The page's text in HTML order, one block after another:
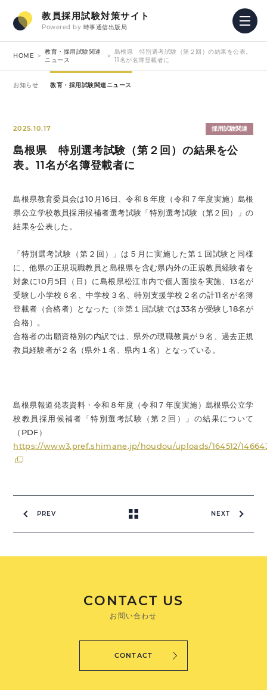
教員採用試験対策サイト
Powered by 時事通信出版局
HOME
教育・採用試験関連
ニュース
島根県 特別選考試験（第２回）の結果を公表。
11名が名簿登載者に
お知らせ 教育・採用試験関連ニュース
2025.10.17 採用試験関連
島根県 特別選考試験（第２回）の結果を公
表。11名が名簿登載者に
島根県教育委員会は10月16日、令和８年度（令和７年度実施）島根
県公立学校教員採用候補者選考試験「特別選考試験（第２回）」の
結果を公表した。
「特別選考試験（第２回）」は５月に実施した第１回試験と同様
に、他県の正規現職教員と島根県を含む県内外の正規教員経験者を
対象に10月5日（日）に島根県松江市内で個人面接を実施、13名が
受験し小学校６名、中学校３名、特別支援学校２名の計11名が名簿
登載者（合格者）となった（※第１回試験では33名が受験し18名が
合格）。
合格者の出願資格別の内訳では、県外の現職教員が９名、過去正規
教員経験者が２名（県外１名、県内１名）となっている。
島根県報道発表資料・令和８年度（令和７年度実施）島根県公立学
校教員採用候補者「特別選考試験（第２回）」の結果について
（PDF）
https://www3.pref.shimane.jp/houdou/uploads/164512/
PREV NEXT
CONTACT US
お問い合わせ
CONTACT